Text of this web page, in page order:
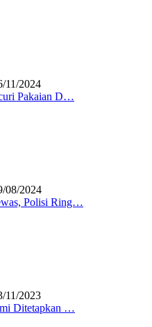
11/2024
Pakaian D…
08/2024
Polisi Ring…
11/2023
Ditetapkan …